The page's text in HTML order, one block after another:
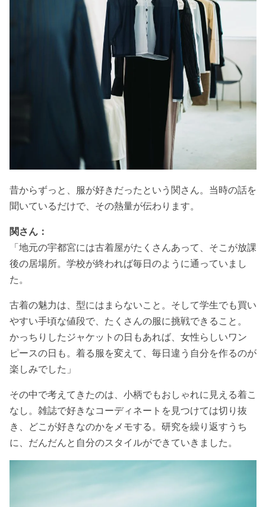
昔からずっと、服が好きだったという関さん。当時の話を
聞いているだけで、その熱量が伝わります。
関さん：
「地元の宇都宮には古着屋がたくさんあって、そこが放課
後の居場所。学校が終われば毎日のように通っていまし
た。
古着の魅力は、型にはまらないこと。そして学生でも買い
やすい手頃な値段で、たくさんの服に挑戦できること。
かっちりしたジャケットの日もあれば、女性らしいワン
ピースの日も。着る服を変えて、毎日違う自分を作るのが
楽しみでした」
その中で考えてきたのは、小柄でもおしゃれに見える着こ
なし。雑誌で好きなコーディネートを見つけては切り抜
き、どこが好きなのかをメモする。研究を繰り返すうち
に、だんだんと自分のスタイルができていきました。